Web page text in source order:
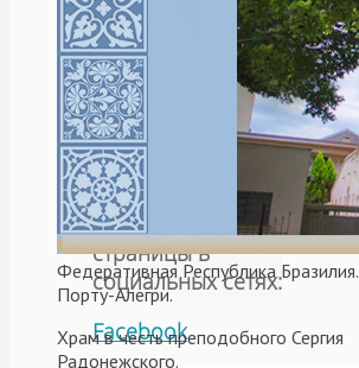
Федеративная Республика Бразилия.
Порту-Алегри.
Храм в честь преподобного Сергия
Радонежского.
Читать далее
Подписывайтесь
на наши
страницы в
социальных сетях:
Facebook